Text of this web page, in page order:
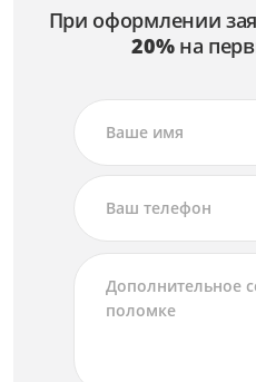
При оформлении
20%на